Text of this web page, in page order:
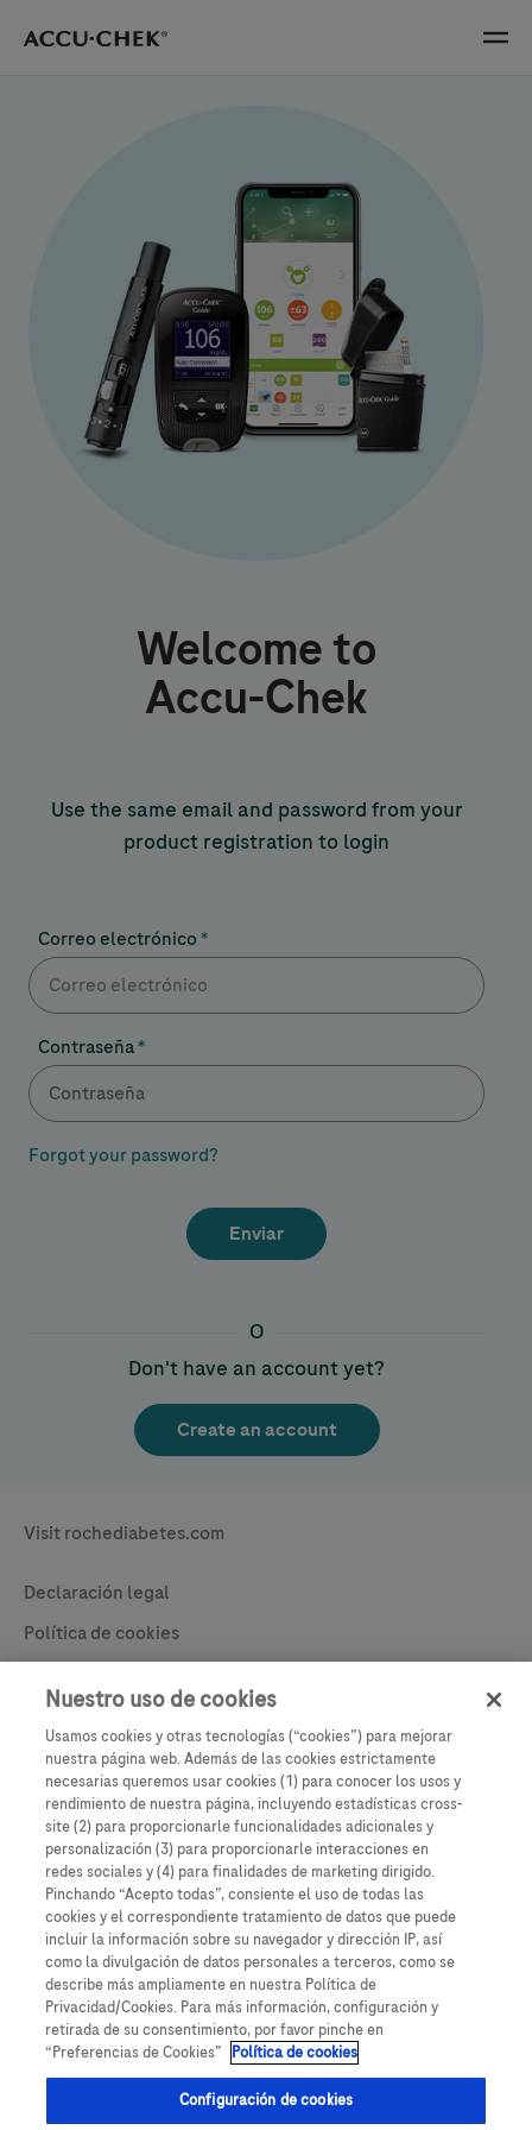
Skip navigation Menu
Welcome to
Accu-Chek
Use the same email and password from your
product registration to login
Correo electrónico
Contraseña
Forgot your password?
O
Don't have an account yet?
Legal & Privacy
Visit rochediabetes.com
Contact
Declaración legal
Política de cookies
Learn More
Política de privacidad
Configuración de cookies
Este sitio web contiene información sobre productos que está dirigida a una
amplia gama de audiencias y podría contener detalles de productos o
información que no sería accesible o válida en su país. Tenga en cuenta que
no asumimos ninguna responsabilidad por el acceso a dicha información, que
puede no cumplir con ningún proceso legal, regulación, registro o uso en su
país de origen.
Nuestro uso de cookies
Usamos cookies y otras tecnologías (“cookies”) para mejorar
nuestra página web. Además de las cookies estrictamente
necesarias queremos usar cookies (1) para conocer los usos y
rendimiento de nuestra página, incluyendo estadísticas cross-
site (2) para proporcionarle funcionalidades adicionales y
personalización (3) para proporcionarle interacciones en
redes sociales y (4) para finalidades de marketing dirigido.
Pinchando “Acepto todas”, consiente el uso de todas las
cookies y el correspondiente tratamiento de datos que puede
incluir la información sobre su navegador y dirección IP, así
como la divulgación de datos personales a terceros, como se
describe más ampliamente en nuestra Política de
Privacidad/Cookies. Para más información, configuración y
retirada de su consentimiento, por favor pinche en
“Preferencias de Cookies” Política de cookies
Configuración de cookies